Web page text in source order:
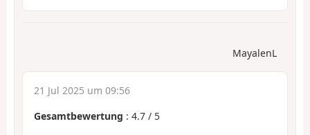
MayalenL
21 Jul 2025 um 09:56
Gesamtbewertung : 4.7 / 5